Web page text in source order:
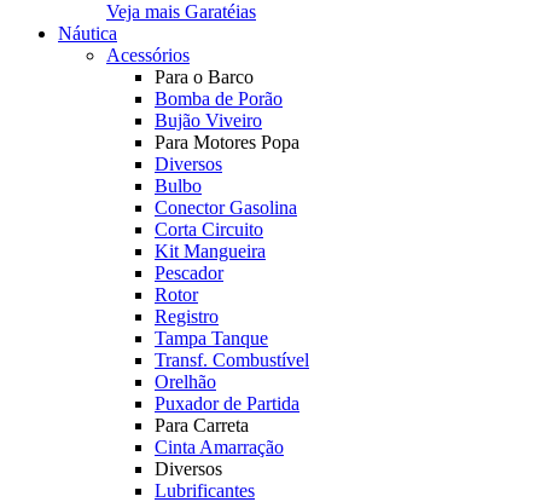
Veja mais Garatéias
Náutica
Acessórios
Para o Barco
Bomba de Porão
Bujão Viveiro
Para Motores Popa
Diversos
Bulbo
Conector Gasolina
Corta Circuito
Kit Mangueira
Pescador
Rotor
Registro
Tampa Tanque
Transf. Combustível
Orelhão
Puxador de Partida
Para Carreta
Cinta Amarração
Diversos
Lubrificantes